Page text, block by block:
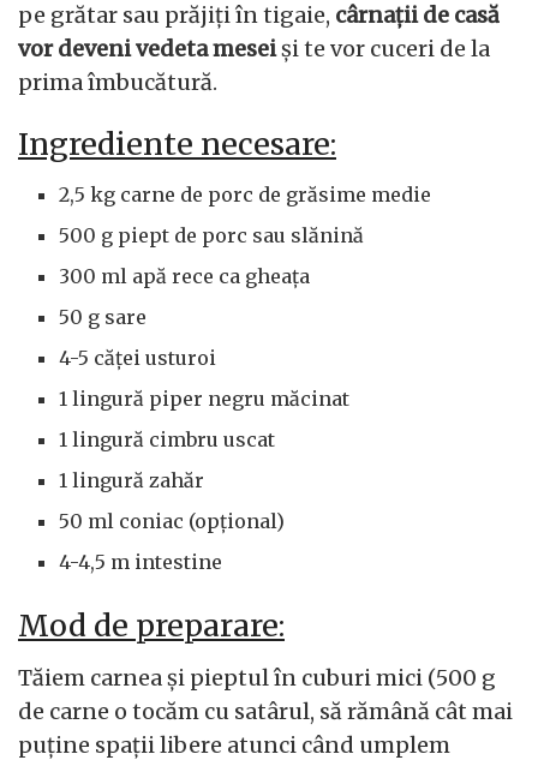
pe grătar sau prăjiți în tigaie, cârnații de casă
vor deveni vedeta meseiși te vor cuceri de la
prima îmbucătură.
Ingrediente necesare:
2,5 kg carne de porc de grăsime medie
500 g piept de porc sau slănină
300 ml apă rece ca gheața
50 g sare
4-5 căței usturoi
1 lingură piper negru măcinat
1 lingură cimbru uscat
1 lingură zahăr
50 ml coniac (opțional)
4-4,5 m intestine
Mod de preparare:
Tăiem carnea și pieptul în cuburi mici (500 g
de carne o tocăm cu satârul, să rămână cât mai
puține spații libere atunci când umplem